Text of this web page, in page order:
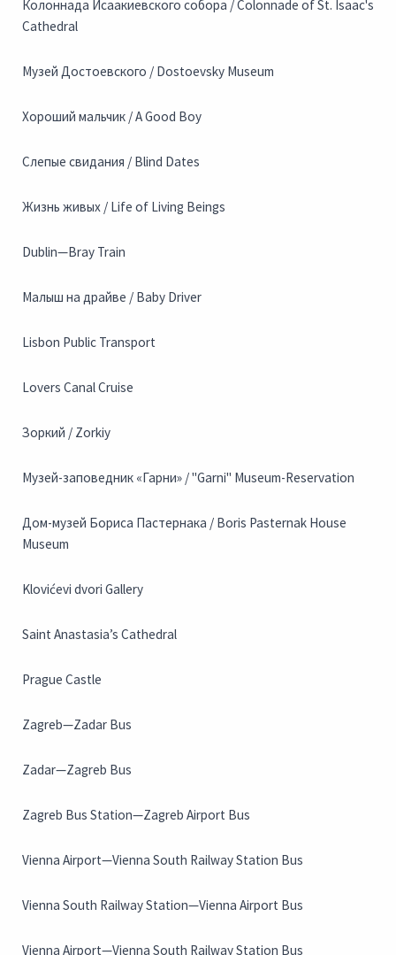
Колоннада Исаакиевского собора / Colonnade of St. Isaac's
Cathedral
Музей Достоевского / Dostoevsky Museum
Хороший мальчик / A Good Boy
Слепые свидания / Blind Dates
Жизнь живых / Life of Living Beings
Dublin—Bray Train
Малыш на драйве / Baby Driver
Lisbon Public Transport
Lovers Canal Cruise
Зоркий / Zorkiy
Музей-заповедник «Гарни» / "Garni" Museum-Reservation
Дом-музей Бориса Пастернака / Boris Pasternak House
Museum
Klovićevi dvori Gallery
Saint Anastasia’s Cathedral
Prague Castle
Zagreb—Zadar Bus
Zadar—Zagreb Bus
Zagreb Bus Station—Zagreb Airport Bus
Vienna Airport—Vienna South Railway Station Bus
Vienna South Railway Station—Vienna Airport Bus
Vienna Airport—Vienna South Railway Station Bus